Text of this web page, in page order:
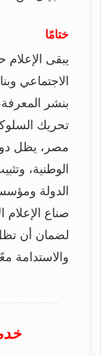
ختامًا
يبقى الإعلام
الاجتماعي
بنشر
تحريك
مصر، يظل
الوطنية،
الدولة
صناع الإعلام
لضمان أن
والاستدامة